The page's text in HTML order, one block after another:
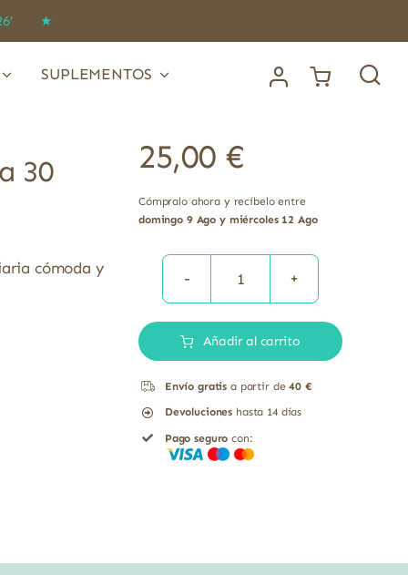
★
SUPLEMENTOS
30
cómoda y
25,00 €
Cómpralo ahora y recíbelo entre
domingo 9 Ago y miércoles 12 Ago
Ergyslim
Nutergia
sobres
cantidad
Añadir al carrito
Envío gratis a partir de40 €
Devoluciones hasta 14 días
Pago seguro con: